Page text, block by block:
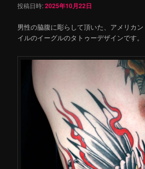
投稿日時:2025年10月22日
男性の脇腹に彫らして頂いた、アメリカ
イルのイーグルのタトゥーデザインです。